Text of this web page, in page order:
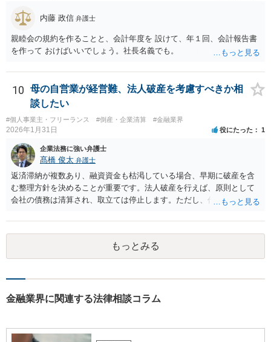
内藤 政信 弁護士
親睦会の規約を作ることと、会計年度を 設けて、年１回、会計報告書
を作って おけばいいでしょう。社長名義でも。
10
母の自営業が経営難、法人破産を考慮すべきか相
談したい
#個人事業主・フリーランス #倒産・企業清算 #金融業界
2026年1月31日 役にたった 1
企業法務に強い弁護士
髙橋 俊太 弁護士
返済滞納が複数あり、融資資金も枯渇している場合、早期に破産を含
む整理方針を決めることが重要です。法人破産を行えば、原則として
会社の債務は清算され、取立ては停止します。ただし、代表者が連帯
ことが多いです。放置すると責任が拡大しやすいため、北海道の法律
事務所で法人破産の実績があるところを探して速やかに相談をして、
資金繰り・雇用・保証の有無を整理した上で進めるのが安全です。イ
ンターネットやココナラだけでなく、北海道の弁護士会などを頼りに
もっとみる
金融業界に関連する法律相談コラム